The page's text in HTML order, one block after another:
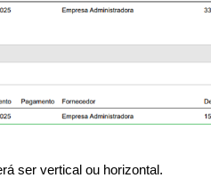
ser vertical ou horizontal.